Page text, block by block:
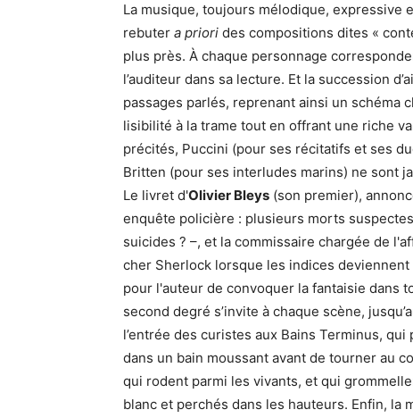
La musique, toujours mélodique,
rebuter a priori des compositions dites «
plus près. À chaque personnage
l’auditeur dans sa lecture. Et la succession
passages parlés, reprenant ainsi un schéma
lisibilité à la trame tout en offrant une riche
précités, Puccini (pour ses récitatifs et ses
Britten (pour ses interludes marins) ne sont
Le livret d'Olivier Bleys (son premier),
enquête policière : plusieurs morts
suicides ? –, et la commissaire chargée de
cher Sherlock lorsque les indices
pour l'auteur de convoquer la fantaisie dans
second degré s’invite à chaque scène,
l’entrée des curistes aux Bains Terminus,
dans un bain moussant avant de tourner au
qui rodent parmi les vivants, et qui
blanc et perchés dans les hauteurs. Enfin, la